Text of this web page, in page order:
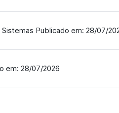
Publicado em: 28/07/
em: 28/07/2026